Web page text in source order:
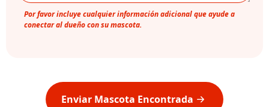
Por favor incluye cualquier información adicional que ayude a
conectar al dueño con su mascota.
Enviar Mascota Encontrada